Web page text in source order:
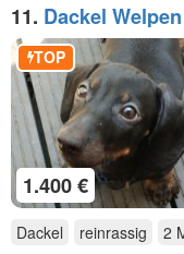
11. Dackel Welpen
1.400 €
TOP
Dackel reinrassig 2